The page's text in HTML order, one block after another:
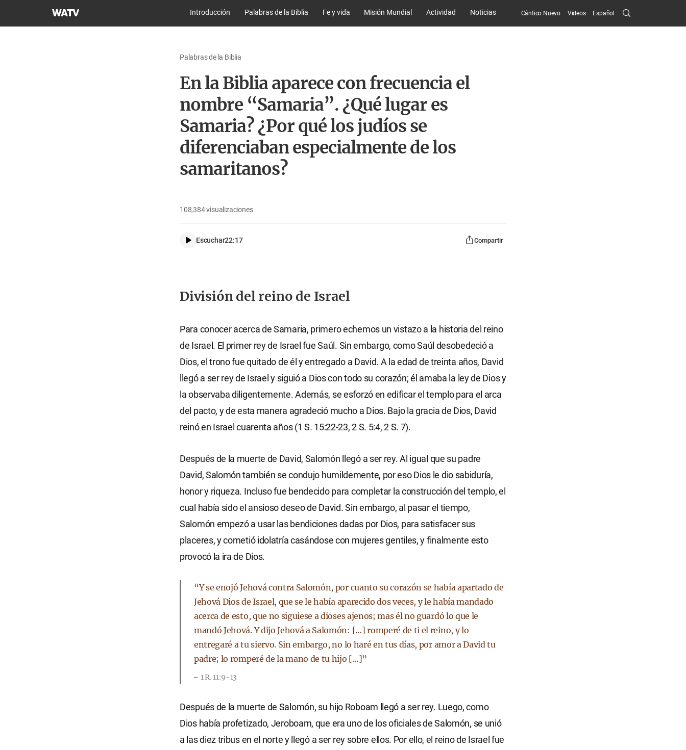
Iglesia
Introducción Palabras de la Biblia Fe y vida Misión Mundial Actividad Noticias Cántico Nuevo Videos Español Search
Submit
Palabras de la Biblia
En la Biblia aparece con frecuencia el
nombre “Samaria”. ¿Qué lugar es
Samaria? ¿Por qué los judíos se
diferenciaban especialmente de los
samaritanos?
108,384visualizaciones
Escuchar22:17 Compartir
División del reino de Israel
Para conocer acerca de Samaria, primero echemos un vistazo a la historia del reino
de Israel. El primer rey de Israel fue Saúl. Sin embargo, como Saúl desobedeció a
Dios, el trono fue quitado de él y entregado a David. A la edad de treinta años, David
llegó a ser rey de Israel y siguió a Dios con todo su corazón; él amaba la ley de Dios y
la observaba diligentemente. Además, se esforzó en edificar el templo para el arca
del pacto, y de esta manera agradeció mucho a Dios. Bajo la gracia de Dios, David
reinó en Israel cuarenta años (1 S. 15:22-23, 2 S. 5:4, 2 S. 7).
Después de la muerte de David, Salomón llegó a ser rey. Al igual que su padre
David, Salomón también se condujo humildemente, por eso Dios le dio sabiduría,
honor y riqueza. Incluso fue bendecido para completar la construcción del templo, el
cual había sido el ansioso deseo de David. Sin embargo, al pasar el tiempo,
Salomón empezó a usar las bendiciones dadas por Dios, para satisfacer sus
placeres, y cometió idolatría casándose con mujeres gentiles, y finalmente esto
provocó la ira de Dios.
“Y se enojó Jehová contra Salomón, por cuanto su corazón se había apartado de
Jehová Dios de Israel, que se le había aparecido dos veces, y le había mandado
acerca de esto, que no siguiese a dioses ajenos; mas él no guardó lo que le
mandó Jehová. Y dijo Jehová a Salomón: […] romperé de ti el reino, y lo
entregaré a tu siervo. Sin embargo, no lo haré en tus días, por amor a David tu
padre; lo romperé de la mano de tu hijo […]”
1 R. 11:9-13
Después de la muerte de Salomón, su hijo Roboam llegó a ser rey. Luego, como
Dios había profetizado, Jeroboam, que era uno de los oficiales de Salomón, se unió
a las diez tribus en el norte y llegó a ser rey sobre ellos. Por ello, el reino de Israel fue